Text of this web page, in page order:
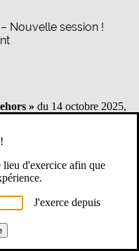
Nouvelle session !
» du 14 octobre 2025,
lieu d'exercice afin que
J'exerce depuis